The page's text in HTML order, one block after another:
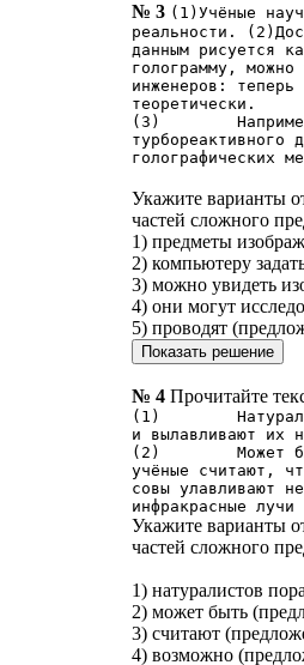
№ 3 (1)Учёные
реальности.
данным рисуется
голограмму, можно
инженеров: теперь
теоретически.
(3) Например,
турбореактивного
голографических
Укажите варианты
частей сложного
1) предметы
2) компьютеру
3) можно увидеть
4) они могут
5) проводят
№ 4 Прочитайте
(1) Натуралистов
и вылавливают их
(2) Может быть,
учёные считают,
совы улавливают
инфракрасные
Укажите варианты
частей сложного
1) натуралистов
2) может быть
3) считают
4) возможно